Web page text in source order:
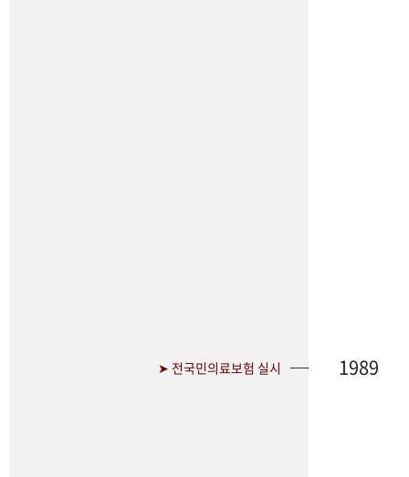
➤ 전국민의료보험 실시 1989